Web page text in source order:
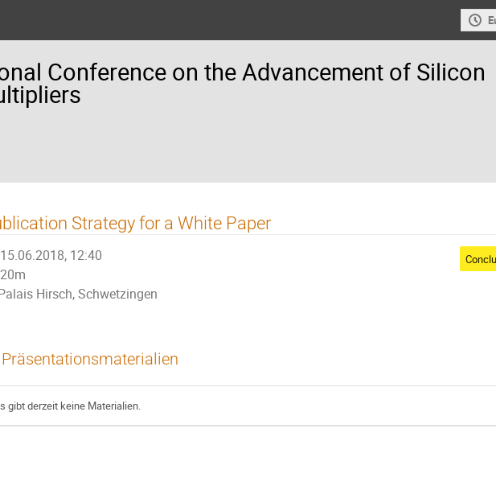
Conference on the Advancement of Silicon
Strategy for a White Paper
15.06.2018, 12:40
20m
Hirsch, Schwetzingen
Präsentationsmaterialien
gibt derzeit keine Materialien.